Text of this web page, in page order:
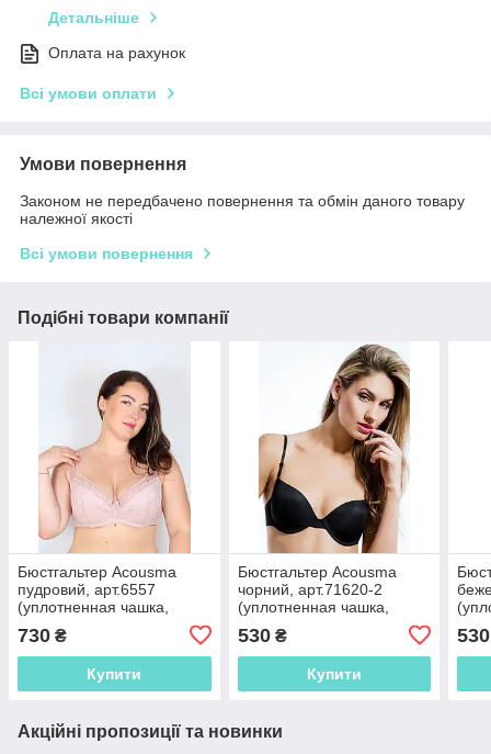
Детальніше
Оплата на рахунок
Всі умови оплати
Умови повернення
Законом не передбачено повернення та обмін даного товару
належної якості
Всі умови повернення
Подібні товари компанії
Бюстгальтер Acousma
пудровий, арт.6557
(уплотненная чашка,
косточках)
730 ₴
Купити
Бюстгальтер Acousma
чорний, арт.71620-2
(уплотненная чашка,
косточках)
530₴
Купити
530
Акційні пропозиції та новинки